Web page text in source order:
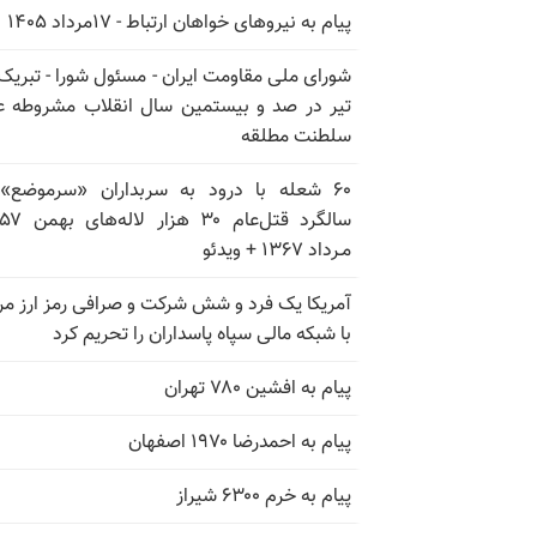
پیام به نیروهای خواهان ارتباط - ۱۷مرداد ۱۴۰۵
تیر در صد و بیستمین سال انقلاب مشروطه
سلطنت مطلقه
۶۰ شعله با درود به سربداران
مـرداد ۱۳۶۷ + ویدئو
آمریکا یک فرد و شش شرکت و صرافی رمز ارز
با شبکه مالی سپاه پاسداران را تحریم کرد
پیام به افشین ۷۸۰ تهران
پیام به احمدرضا ۱۹۷۰ اصفهان
پیام به خرم ۶۳۰۰ شیراز